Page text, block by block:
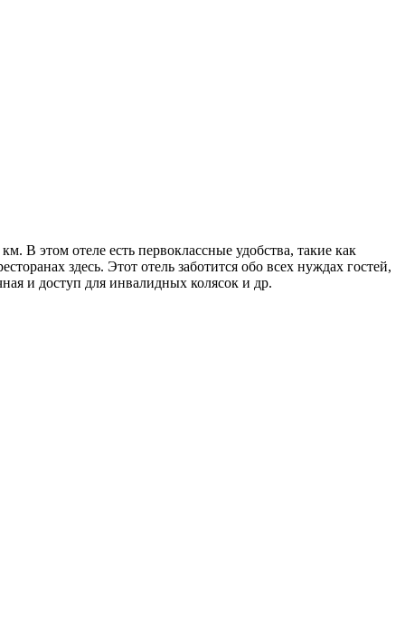
В этом отеле есть первоклассные удобства, такие как
здесь. Этот отель заботится обо всех нуждах гостей,
и доступ для инвалидных колясок и др.